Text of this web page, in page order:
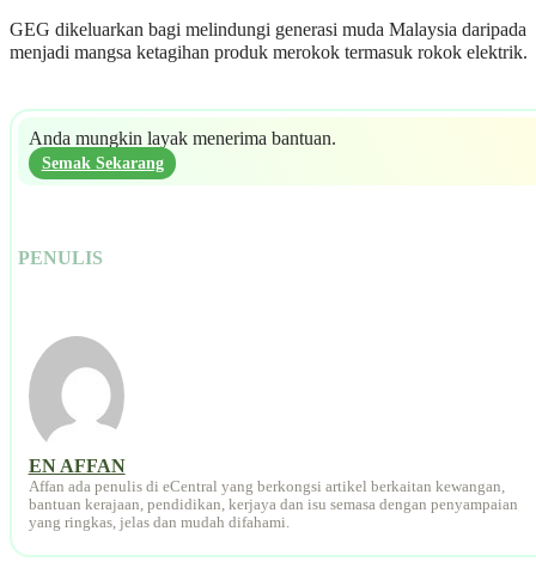
GEG dikeluarkan bagi melindungi generasi muda Malaysia daripada
menjadi mangsa ketagihan produk merokok termasuk rokok elektrik.
Anda mungkin layak menerima bantuan.
Semak Sekarang
PENULIS
EN AFFAN
Affan ada penulis di eCentral yang berkongsi artikel berkaitan kewangan,
bantuan kerajaan, pendidikan, kerjaya dan isu semasa dengan penyampaian
yang ringkas, jelas dan mudah difahami.